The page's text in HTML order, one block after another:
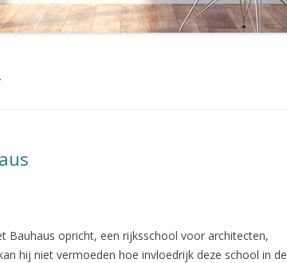
B306
404
DESTIJDS DESIGN
ROOMOFART.DE
Bauhaus opricht, een rijksschool voor architecten,
hij niet vermoeden hoe invloedrijk deze school in de